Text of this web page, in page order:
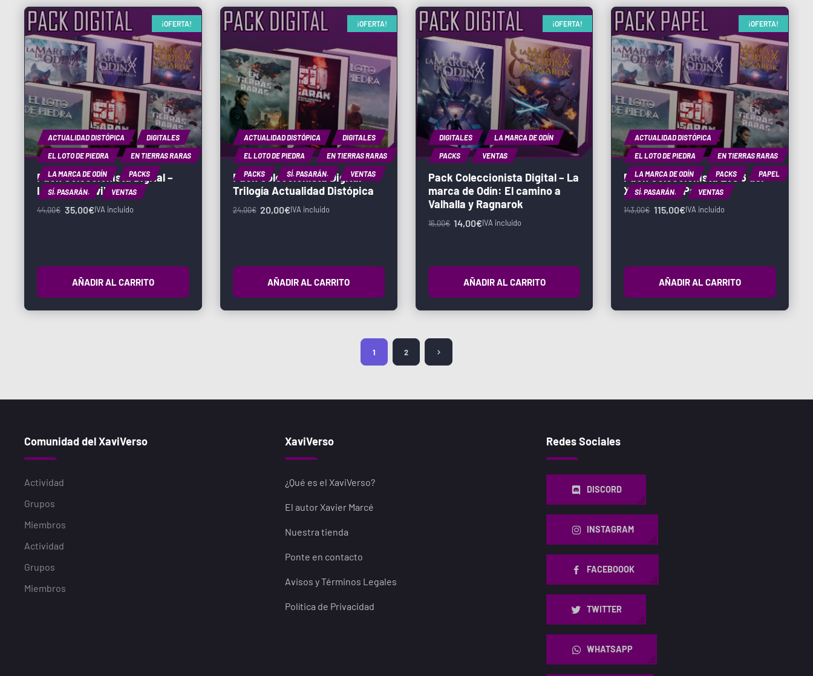
¡OFERTA!
ACTUALIDAD DISTÓPICA DIGITALES
EL LOTO DE PIEDRA EN TIERRAS RARAS
LA MARCA DE ODÍN PACKS
SÍ. PASARÁN. VENTAS
Pack Coleccionista Digital –
Los 6 del XaviVerso
44,00€ 35,00€IVA incluido
AÑADIR AL CARRITO
¡OFERTA!
ACTUALIDAD DISTÓPICA DIGITALES
EL LOTO DE PIEDRA EN TIERRAS RARAS
PACKS SÍ. PASARÁN. VENTAS
Pack Coleccionista Digital –
Trilogía Actualidad Distópica
24,00€ 20,00€IVA incluido
AÑADIR AL CARRITO
¡OFERTA!
DIGITALES LA MARCA DE ODÍN
PACKS VENTAS
Pack Coleccionista Digital – La
marca de Odín: El camino a
Valhalla y Ragnarok
16,00€ 14,00€IVA incluido
AÑADIR AL CARRITO
¡OFERTA!
ACTUALIDAD DISTÓPICA
EL LOTO DE PIEDRA EN TIERRAS RARAS
LA MARCA DE ODÍN PACKS PAPEL
SÍ. PASARÁN. VENTAS
Pack Coleccionista Los 6 del
XaviVerso – Papel
143,00€ 115,00€IVA incluido
AÑADIR AL CARRITO
1 2
Comunidad del XaviVerso
Actividad
Grupos
Miembros
Actividad
Grupos
Miembros
XaviVerso
¿Qué es el XaviVerso?
El autor Xavier Marcé
Nuestra tienda
Ponte en contacto
Avisos y Términos Legales
Política de Privacidad
Redes Sociales
DISCORD
INSTAGRAM
FACEBOOOK
TWITTER
WHATSAPP